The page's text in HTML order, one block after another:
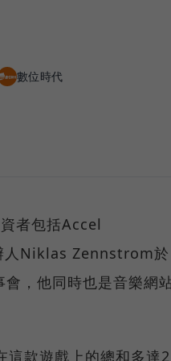
數位時代
者包括Accel
人Niklas Zennstrom於
，他同時也是音樂網
款遊戲上的總和多達2